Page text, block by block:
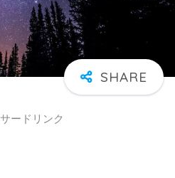
ードリンク